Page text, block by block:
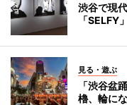
渋谷で現
「
見る・遊ぶ
「渋谷盆
櫓、輪に